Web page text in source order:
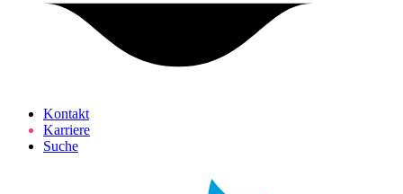
Kontakt
Karriere
Suche